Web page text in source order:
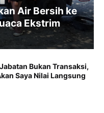
Air Bersih ke
Ekstrim
Bukan Transaksi,
Saya Nilai Langsung